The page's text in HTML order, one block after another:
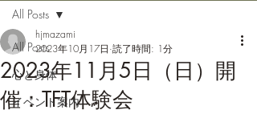
All Posts
心と身体
イベント案内
All Posts
2023年11月5日（日）開
催：TFT体験会
hjmazami
2023年10月17日 読了時間: 1分